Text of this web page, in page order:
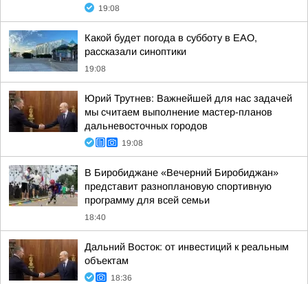
19:08
Какой будет погода в субботу в ЕАО,
рассказали синоптики
19:08
Юрий Трутнев: Важнейшей для нас задачей
мы считаем выполнение мастер-планов
дальневосточных городов
19:08
В Биробиджане «Вечерний Биробиджан»
представит разноплановую спортивную
программу для всей семьи
18:40
Дальний Восток: от инвестиций к реальным
объектам
18:36